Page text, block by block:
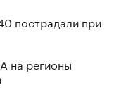
пострадали при
на регионы